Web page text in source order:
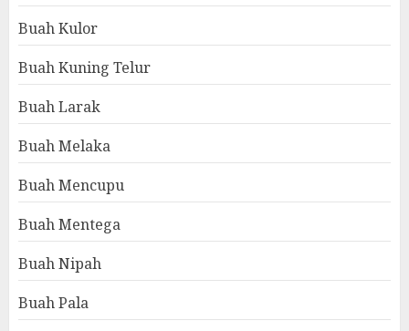
Buah Kulor
Buah Kuning Telur
Buah Larak
Buah Melaka
Buah Mencupu
Buah Mentega
Buah Nipah
Buah Pala